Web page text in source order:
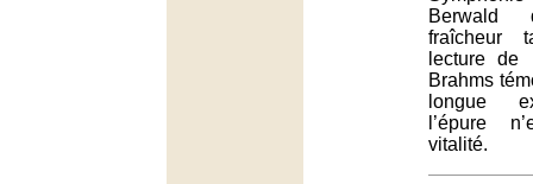
Berwald
fraîcheur
lecture de
Brahms
longue
l’épure
vitalité.